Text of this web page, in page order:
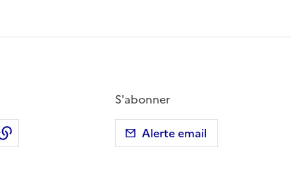
Twitter)
LinkedInpar email
Copier dans le presse-papier
S'abonner
Alerte email